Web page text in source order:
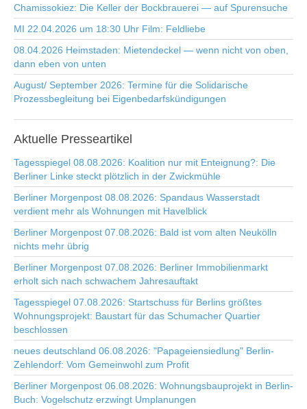
Chamissokiez: Die Keller der Bockbrauerei — auf Spurensuche
MI 22.04.2026 um 18:30 Uhr Film: Feldliebe
08.04.2026 Heimstaden: Mietendeckel — wenn nicht von oben,
dann eben von unten
August/ September 2026: Termine für die Solidarische
Prozessbegleitung bei Eigenbedarfskündigungen
Aktuelle Presseartikel
Tagesspiegel 08.08.2026: Koalition nur mit Enteignung?: Die
Berliner Linke steckt plötzlich in der Zwickmühle
Berliner Morgenpost 08.08.2026: Spandaus Wasserstadt
verdient mehr als Wohnungen mit Havelblick
Berliner Morgenpost 07.08.2026: Bald ist vom alten Neukölln
nichts mehr übrig
Berliner Morgenpost 07.08.2026: Berliner Immobilienmarkt
erholt sich nach schwachem Jahresauftakt
Tagesspiegel 07.08.2026: Startschuss für Berlins größtes
Wohnungsprojekt: Baustart für das Schumacher Quartier
beschlossen
neues deutschland 06.08.2026: "Papageiensiedlung" Berlin-
Zehlendorf: Vom Gemeinwohl zum Profit
Berliner Morgenpost 06.08.2026: Wohnungsbauprojekt in Berlin-
Buch: Vogelschutz erzwingt Umplanungen